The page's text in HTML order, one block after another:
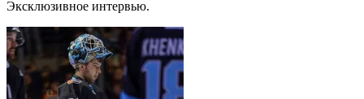
Эксклюзивное интервью.